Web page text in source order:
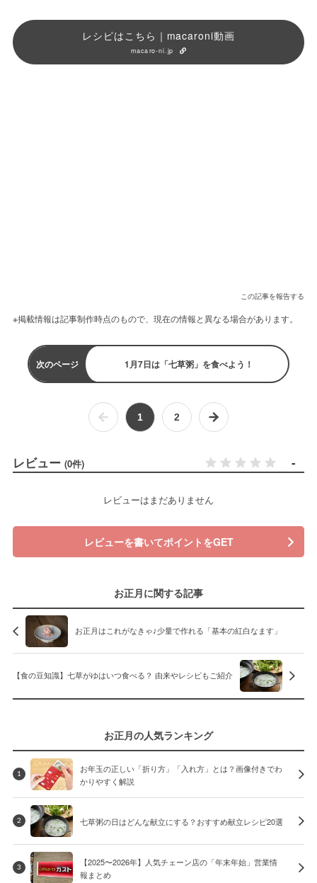
レシピはこちら｜macaroni動画
macaro-ni.jp
この記事を報告する
※掲載情報は記事制作時点のもので、現在の情報と異なる場合があります。
次のページ 1月7日は「七草粥」を食べよう！
1 2
レビュー (0件) -
レビューはまだありません
レビューを書いてポイントをGET
お正月に関する記事
お正月はこれがなきゃ♪少量で作れる「基本の紅白なます」
【食の豆知識】七草がゆはいつ食べる？ 由来やレシピもご紹介
お正月の人気ランキング
1
お年玉の正しい「折り方」「入れ方」とは？画像付きでわ
かりやすく解説
2 七草粥の日はどんな献立にする？おすすめ献立レシピ20選
3
【2025〜2026年】人気チェーン店の「年末年始」営業情
報まとめ